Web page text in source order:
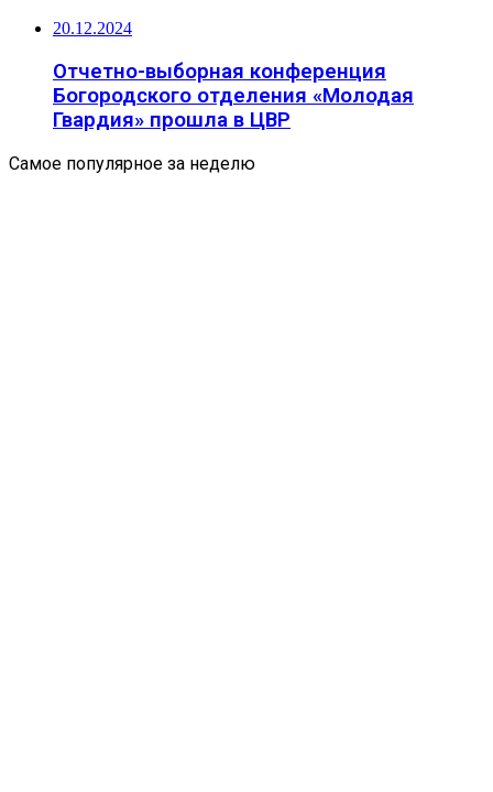
20.12.2024
Отчетно-выборная конференция
Богородского отделения «Молодая
Гвардия» прошла в ЦВР
Самое популярное за неделю